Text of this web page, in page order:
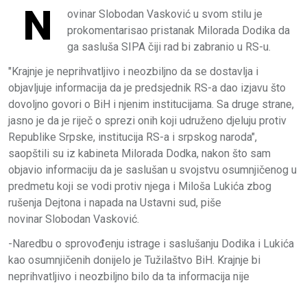
N
ovinar Slobodan Vasković u svom stilu je
prokomentarisao pristanak Milorada Dodika da
ga sasluša SIPA čiji rad bi zabranio u RS-u.
"Krajnje je neprihvatljivo i neozbiljno da se dostavlja i
objavljuje informacija da je predsjednik RS-a dao izjavu što
dovoljno govori o BiH i njenim institucijama. Sa druge strane,
jasno je da je riječ o sprezi onih koji udruženo djeluju protiv
Republike Srpske, institucija RS-a i srpskog naroda",
saopštili su iz kabineta Milorada Dodka, nakon što sam
objavio informaciju da je saslušan u svojstvu osumnjičenog u
predmetu koji se vodi protiv njega i Miloša Lukića zbog
rušenja Dejtona i napada na Ustavni sud, piše
novinar Slobodan Vasković.
-Naredbu o sprovođenju istrage i saslušanju Dodika i Lukića
kao osumnjičenih donijelo je Tužilaštvo BiH. Krajnje bi
neprihvatljivo i neozbiljno bilo da ta informacija nije